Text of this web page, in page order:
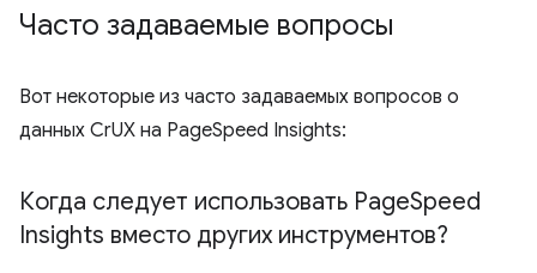
Часто задаваемые вопросы
Вот некоторые из часто задаваемых вопросов о
данных CrUX на PageSpeed ​​Insights:
Когда следует использовать PageSpeed ​​
Insights вместо других инструментов?